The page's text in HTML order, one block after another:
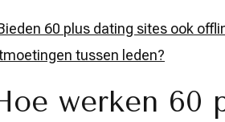
60 plus dating sites ook
tussen leden?
werken 60